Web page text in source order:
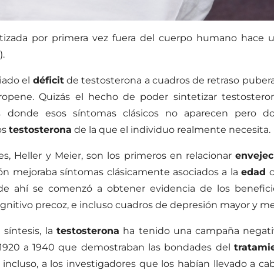
por primera vez fuera del cuerpo humano hace
el déficitde testosterona a cuadros de retraso
Quizás el hecho de poder sintetizar
donde esos síntomas clásicos no aparecen
testosterona de la que el individuo realmente necesita.
Heller y Meier, son los primeros en relacionar
mejoraba síntomas clásicamente asociados a laedad
ahí se comenzó a obtener evidencia de los
precoz, e incluso cuadros de depresión mayor y
la testosterona ha tenido una campaña
a 1940 que demostraban las bondades del
a los investigadores que los habían llevado a